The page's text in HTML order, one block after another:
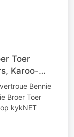
Toer
Karoo-
Bennie
Broer Toer
kykNET